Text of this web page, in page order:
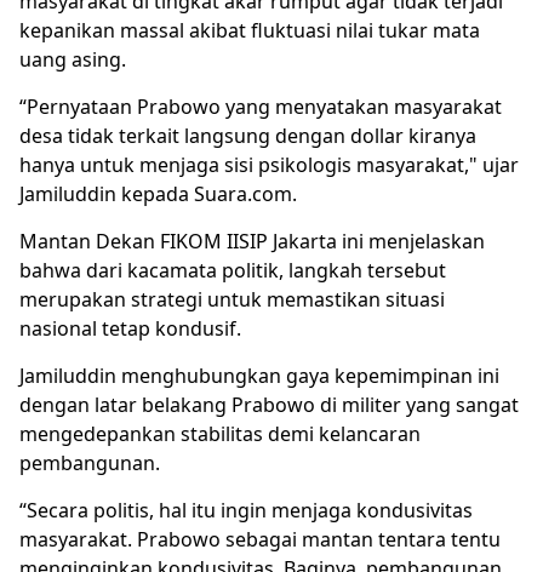
kepanikan massal akibat fluktuasi nilai tukar mata
uang asing.
“Pernyataan Prabowo yang menyatakan masyarakat
desa tidak terkait langsung dengan dollar kiranya
hanya untuk menjaga sisi psikologis masyarakat," ujar
Jamiluddin kepada Suara.com.
Mantan Dekan FIKOM IISIP Jakarta ini menjelaskan
bahwa dari kacamata politik, langkah tersebut
merupakan strategi untuk memastikan situasi
nasional tetap kondusif.
Jamiluddin menghubungkan gaya kepemimpinan ini
dengan latar belakang Prabowo di militer yang sangat
mengedepankan stabilitas demi kelancaran
pembangunan.
“Secara politis, hal itu ingin menjaga kondusivitas
masyarakat. Prabowo sebagai mantan tentara tentu